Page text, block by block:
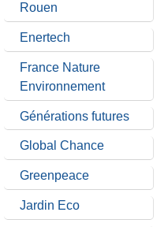
Rouen
Enertech
France Nature
Environnement
Générations futures
Global Chance
Greenpeace
Jardin Eco